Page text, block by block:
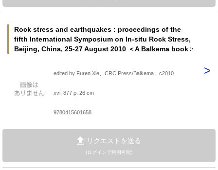
Rock stress and earthquakes : proceedings of the
fifth International Symposium on In-situ Rock Stress,
Beijing, China, 25-27 August 2010 ＜A Balkema book＞
edited by Furen Xie、CRC Press/Balkema、c2010
xvi, 877 p. 26 cm
9780415601658
リクエストを送る
(ログインで利用可能)